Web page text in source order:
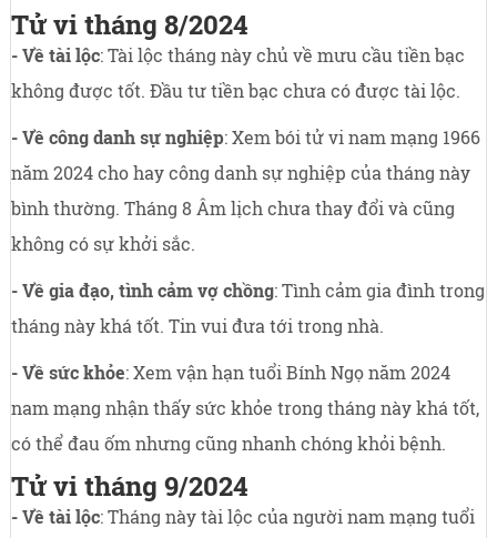
Tử vi tháng 8/2024
- Về tài lộc: Tài lộc tháng này chủ về mưu cầu tiền bạc
không được tốt. Đầu tư tiền bạc chưa có được tài lộc.
- Về công danh sự nghiệp: Xem bói tử vi nam mạng 1966
năm 2024 cho hay công danh sự nghiệp của tháng này
bình thường. Tháng 8 Âm lịch chưa thay đổi và cũng
không có sự khởi sắc.
- Về gia đạo, tình cảm vợ chồng: Tình cảm gia đình trong
tháng này khá tốt. Tin vui đưa tới trong nhà.
- Về sức khỏe: Xem vận hạn tuổi Bính Ngọ năm 2024
nam mạng nhận thấy sức khỏe trong tháng này khá tốt,
có thể đau ốm nhưng cũng nhanh chóng khỏi bệnh.
Tử vi tháng 9/2024
- Về tài lộc: Tháng này tài lộc của người nam mạng tuổi